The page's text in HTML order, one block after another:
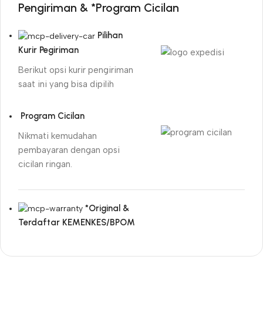
Pengiriman & *Program Cicilan
Pilihan
Kurir Pegiriman
Berikut opsi kurir pengiriman
saat ini yang bisa dipilih
Program Cicilan
Nikmati kemudahan
pembayaran dengan opsi
cicilan ringan.
*Original &
Terdaftar KEMENKES/BPOM